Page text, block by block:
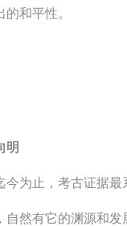
和平性。
明
为止，考古证据最
有它的渊源和发